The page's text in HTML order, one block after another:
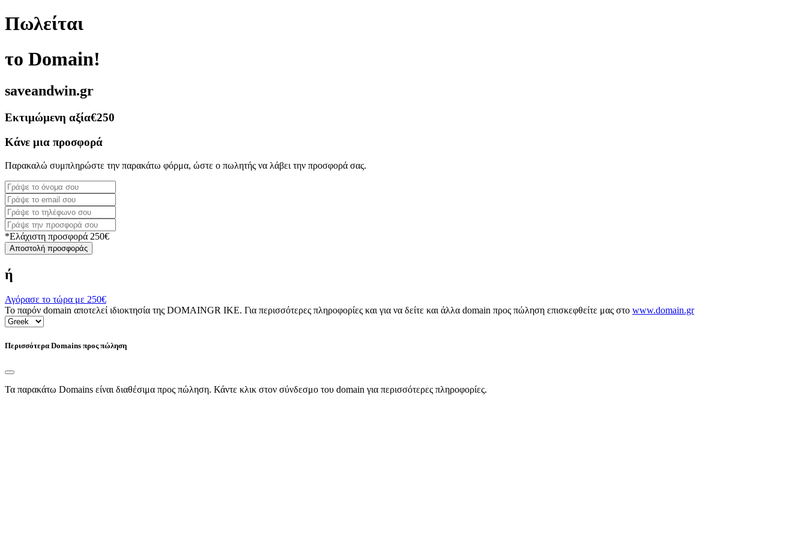
Πωλείται
το Domain!
saveandwin.gr
Εκτιμώμενη αξία€250
Κάνε μια προσφορά
Παρακαλώ συμπληρώστε την παρακάτω φόρμα, ώστε ο πωλητής να λάβει την προσφορά σας.
*Ελάχιστη προσφορά 250€
Αποστολή προσφοράς
ή
Αγόρασε το τώρα με 250€
Το παρόν domain αποτελεί ιδιοκτησία της DOMAINGR ΙΚΕ. Για περισσότερες πληροφορίες και για να δείτε και άλλα domain προς πώληση επισκεφθείτε μας στο www.domain.gr
Περισσότερα Domains προς πώληση
Τα παρακάτω Domains είναι διαθέσιμα προς πώληση. Κάντε κλικ στον σύνδεσμο του domain για περισσότερες πληροφορίες.